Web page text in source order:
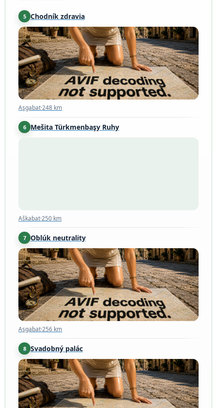
5 Chodník zdravia
Aşgabat·248 km
Aşgabat·248 km
6 Mešita Türkmenbaşy Ruhy
Aškabat·250 km
7 Oblúk neutrality
Aşgabat·256 km
Aşgabat·256 km
8 Svadobný palác
Aşgabat·257 km